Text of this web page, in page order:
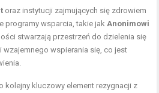
oraz instytucji zajmujących się zdrowiem
programy wsparcia, takie jak Anonimowi
stwarzają przestrzeń do dzielenia się
wspierania się, co jest
kolejny kluczowy element rezygnacji z